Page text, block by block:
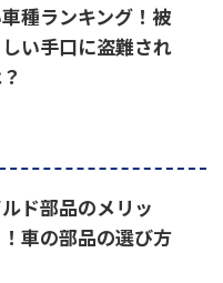
種ランキング！被
い手口に盗難され
ド部品のメリッ
車の部品の選び方